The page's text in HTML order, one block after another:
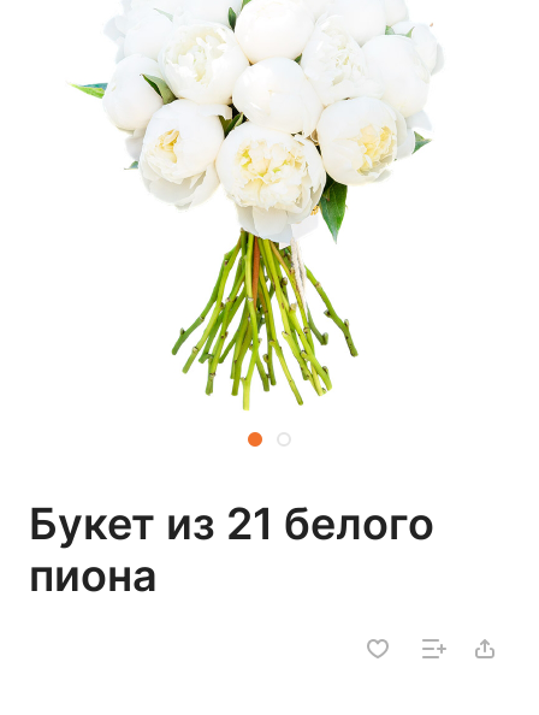
Букет из 21 белого
пиона